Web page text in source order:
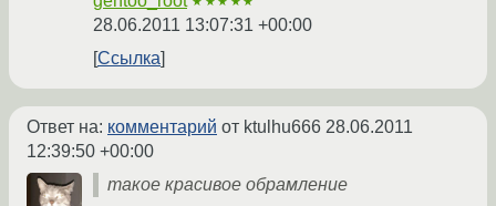
28.06.2011 13:07:31 +00:00
Ссылка
Ответ на: комментарий от ktulhu666 28.06.2011
12:39:50 +00:00
такое красивое обрамление